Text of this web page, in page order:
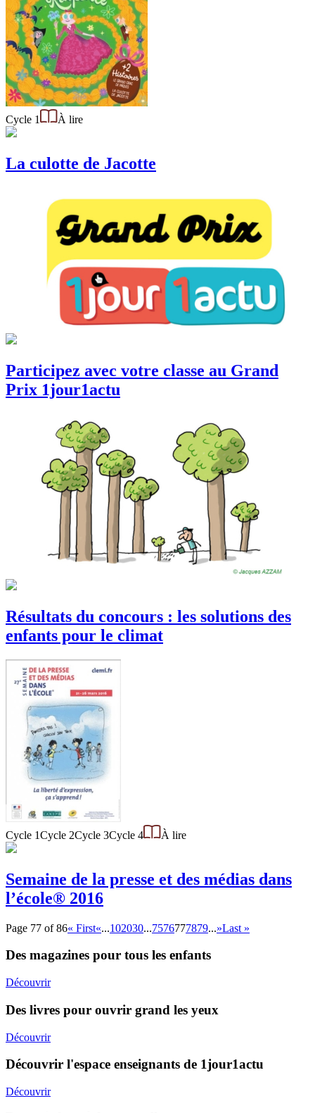
Cycle 1 À lire
La culotte de Jacotte
Participez avec votre classe au Grand
Prix 1jour1actu
Résultats du concours : les solutions des
enfants pour le climat
Cycle 1Cycle 2Cycle 3Cycle 4 À lire
Semaine de la presse et des médias dans
l’école® 2016
Page 77 of 86« First«...102030...7576777879...»Last »
Des magazines pour tous les enfants
Découvrir
Des livres pour ouvrir grand les yeux
Découvrir
Découvrir l'espace enseignants de 1jour1actu
Découvrir